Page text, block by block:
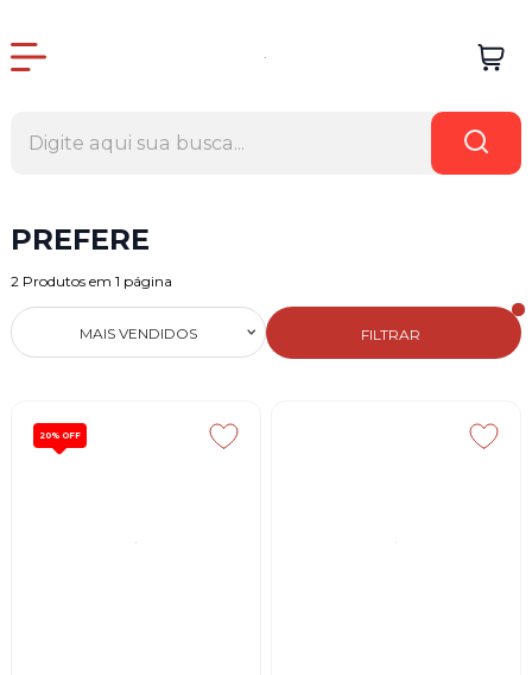
PREFERE
2 Produtos em 1 página
FILTRAR
MAIS VENDIDOS
20% OFF